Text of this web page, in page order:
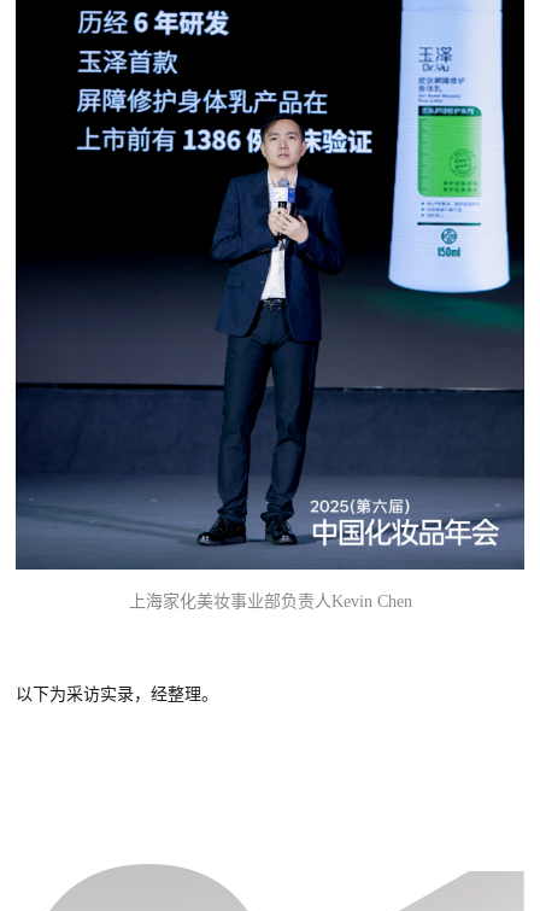
上海家化美妆事业部负责人Kevin Chen
以下为采访实录，经整理。